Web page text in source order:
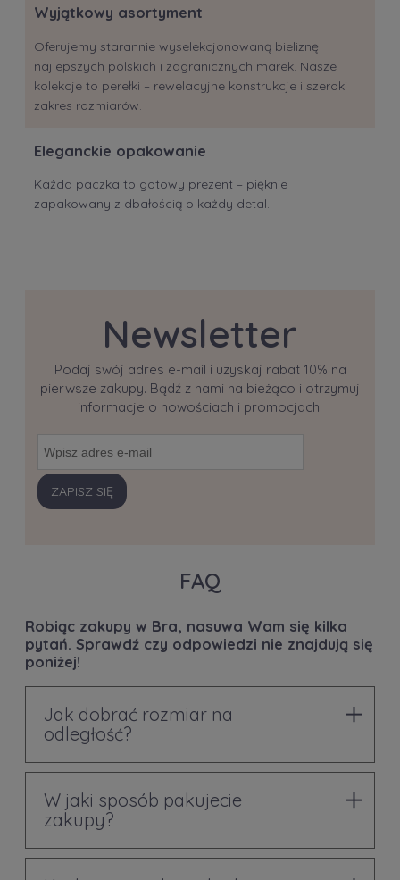
Wyjątkowy asortyment
Oferujemy starannie wyselekcjonowaną bieliznę
najlepszych polskich i zagranicznych marek. Nasze
kolekcje to perełki – rewelacyjne konstrukcje i szeroki
zakres rozmiarów.
Eleganckie opakowanie
Każda paczka to gotowy prezent – pięknie
zapakowany z dbałością o każdy detal.
Newsletter
Podaj swój adres e-mail i uzyskaj rabat 10% na
pierwsze zakupy. Bądź z nami na bieżąco i otrzymuj
informacje o nowościach i promocjach.
ZAPISZ SIĘ
FAQ
Robiąc zakupy w Bra, nasuwa Wam się kilka
pytań. Sprawdź czy odpowiedzi nie znajdują się
poniżej!
Jak dobrać rozmiar na
odległość?
W jaki sposób pakujecie
zakupy?